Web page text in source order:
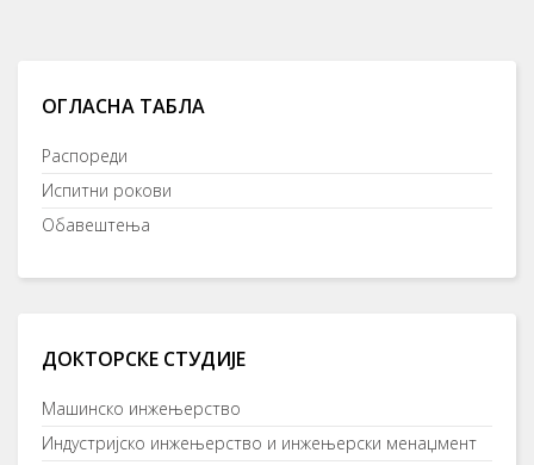
ОГЛАСНА ТАБЛА
Распореди
Испитни рокови
Обавештења
ДОКТОРСКЕ СТУДИЈЕ
Mашинско инжењерство
Индустријско инжењерство и инжењерски менаџмент